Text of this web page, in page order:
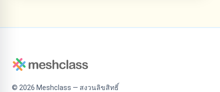
© 2026 Meshclass — สงวนลิขสิทธิ์